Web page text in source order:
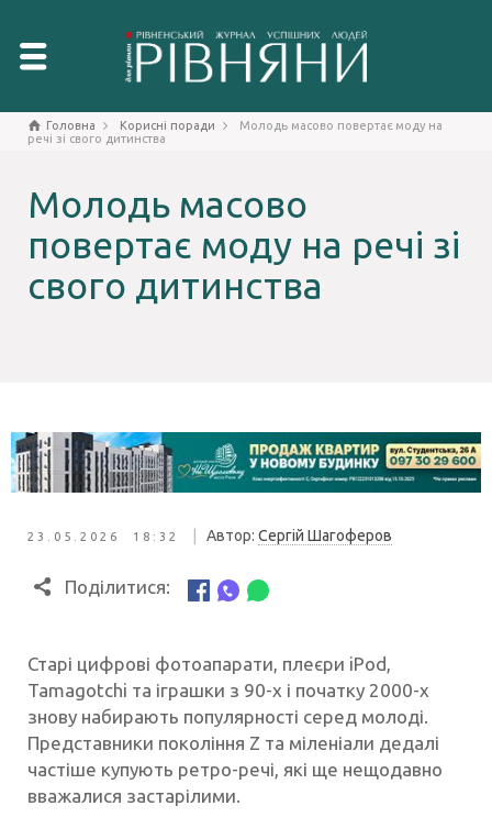
Головна Корисні поради
Молодь масово повертає моду на
речі зі свого дитинства
Молодь масово
повертає моду на речі зі
свого дитинства
23.05.2026 18:32 Автор: Сергій Шагоферов
Поділитися:
Старі цифрові фотоапарати, плеєри iPod,
Tamagotchi та іграшки з 90-х і початку 2000-х
знову набирають популярності серед молоді.
Представники покоління Z та міленіали дедалі
частіше купують ретро-речі, які ще нещодавно
вважалися застарілими.